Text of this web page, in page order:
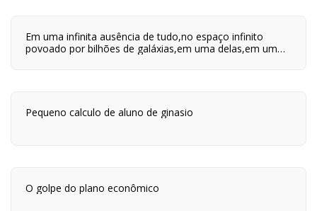
Em uma infinita ausência de tudo,no espaço infinito
povoado por bilhões de galáxias,em uma delas,em um
Pequeno calculo de aluno de ginasio
O golpe do plano econômico